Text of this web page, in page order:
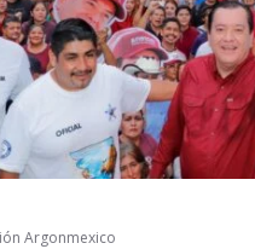
Argonmexico